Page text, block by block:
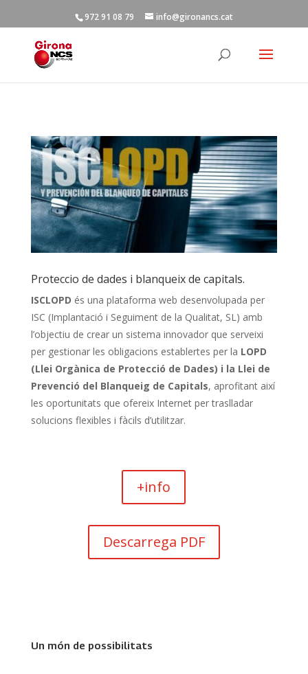
972 91 08 79 info@gironancs.cat
Proteccio de dades i blanqueix de capitals.
ISCLOPD és una plataforma web desenvolupada per
ISC (Implantació i Seguiment de la Qualitat, SL) amb
l’objectiu de crear un sistema innovador que serveixi
per gestionar les obligacions establertes per la LOPD
(Llei Orgànica de Protecció de Dades) i la Llei de
Prevenció del Blanqueig de Capitals, aprofitant així
les oportunitats que ofereix Internet per traslladar
solucions flexibles i fàcils d’utilitzar.
+info
Descarrega PDF
Un món de possibilitats